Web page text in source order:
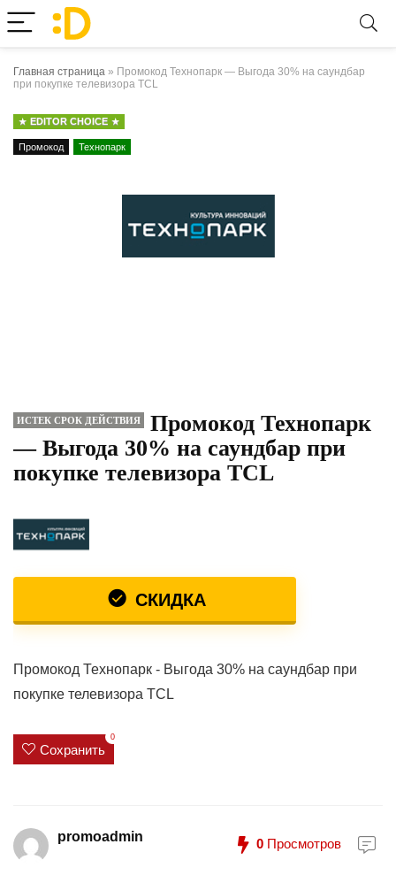
Главная страница » Промокод Технопарк — Выгода 30% на саундбар
при покупке телевизора TCL
EDITOR CHOICE
Промокод Технопарк
ИСТЕК СРОК ДЕЙСТВИЯ
Промокод Технопарк
— Выгода 30% на саундбар при
покупке телевизора TCL
СКИДКА
Промокод Технопарк - Выгода 30% на саундбар при
покупке телевизора TCL
Сохранить
0
promoadmin 0 Просмотров